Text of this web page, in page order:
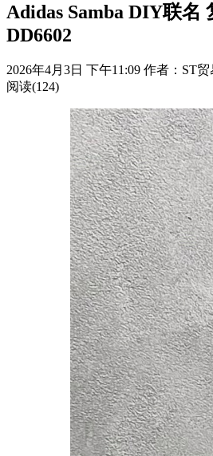
Adidas Samba DIY联名
DD6602
2026年4月3日 下午11:09 作者：ST贸
阅读(124)